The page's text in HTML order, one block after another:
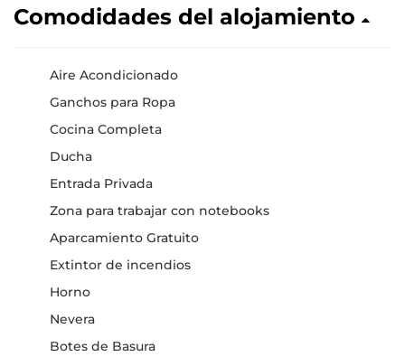
Comodidades del alojamiento
Aire Acondicionado
Ganchos para Ropa
Cocina Completa
Ducha
Entrada Privada
Zona para trabajar con notebooks
Aparcamiento Gratuito
Extintor de incendios
Horno
Nevera
Botes de Basura